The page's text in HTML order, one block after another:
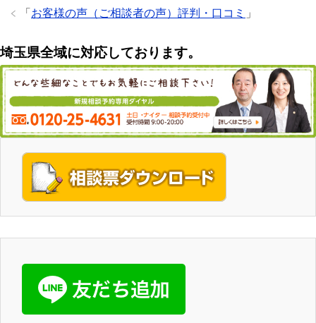
「 お客様の声（ご相談者の声）評判・口コミ 」
埼玉県全域に対応しております。